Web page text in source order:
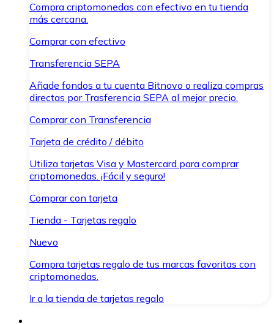
Compra criptomonedas con efectivo en tu tienda
más cercana.
Comprar con efectivo
Transferencia SEPA
Añade fondos a tu cuenta Bitnovo o realiza compras
directas por Trasferencia SEPA al mejor precio.
Comprar con Transferencia
Tarjeta de crédito / débito
Utiliza tarjetas Visa y Mastercard para comprar
criptomonedas. ¡Fácil y seguro!
Comprar con tarjeta
Tienda - Tarjetas regalo
Nuevo
Compra tarjetas regalo de tus marcas favoritas con
criptomonedas.
Ir a la tienda de tarjetas regalo